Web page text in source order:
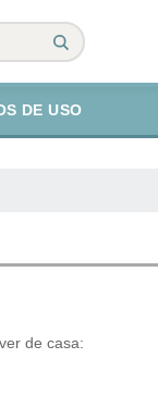
DE USO
de casa: